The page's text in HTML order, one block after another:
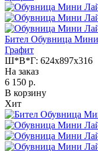
Бител Обувница
Графит
Ш*В*Г: 624x897x316
На заказ
6 150 р.
В корзину
Хит